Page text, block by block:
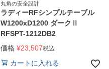
丸角の安全設計
ラディーRFシンプルテーブル
W1200xD1200 ダークⅡ
RFSPT-1212DB2
価格 ¥23,507税込
カートに入れる